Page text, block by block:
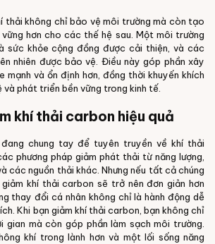
thải không chỉ bảo vệ môi trường mà còn tạo
hơn cho các thế hệ sau. Một môi trường
sức khỏe cộng đồng được cải thiện, và các
nhiên được bảo vệ. Điều này góp phần xây
mạnh và ổn định hơn, đồng thời khuyến khích
và phát triển bền vững trong kinh tế.
khí thải carbon hiệu quả
chung tay để tuyên truyền về khí thải
phương pháp giảm phát thải từ năng lượng,
các nguồn thải khác. Nhưng nếu tất cả chúng
khí thải carbon sẽ trở nên đơn giản hơn
thay đổi cá nhân không chỉ là hành động dễ
Khi bạn giảm khí thải carbon, bạn không chỉ
mà còn góp phần làm sạch môi trường.
khí trong lành hơn và một lối sống năng